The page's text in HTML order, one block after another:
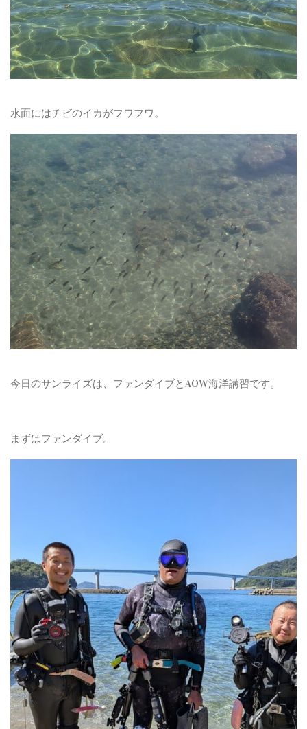
水面にはチビのイカがフワフワ。
今日のサンライズは、ファンダイブとAOW海洋講習です。
まずはファンダイブ。